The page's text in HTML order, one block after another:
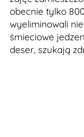
obecnie tylko
wyeliminowali
śmieciowe
deser, szukają